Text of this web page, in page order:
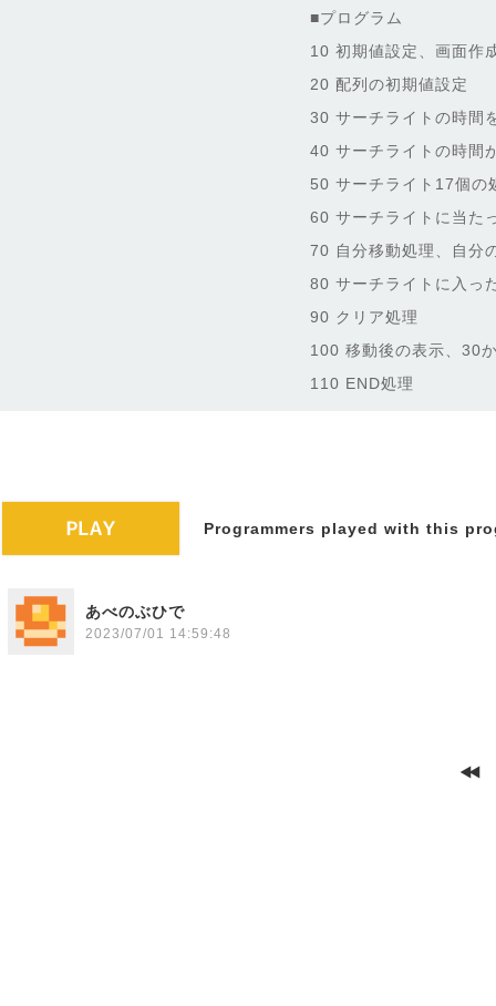
■プログラム
10 初期値設定、画面作
20 配列の初期値設定
30 サーチライトの時間
40 サーチライトの時間
50 サーチライト17個の
60 サーチライトに当た
70 自分移動処理、自分
80 サーチライトに入っ
90 クリア処理
100 移動後の表示、30
110 END処理
Programmers played with this
あべのぶひで
2023/07/01 14:59:48